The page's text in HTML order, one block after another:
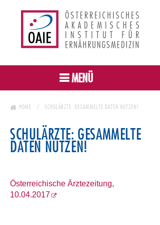
MENÜ
HOME SCHULÄRZTE: GESAMMELTE DATEN NUTZEN!
SCHULÄRZTE: GESAMMELTE
DATEN NUTZEN!
Österreichische Ärztezeitung,
10.04.2017